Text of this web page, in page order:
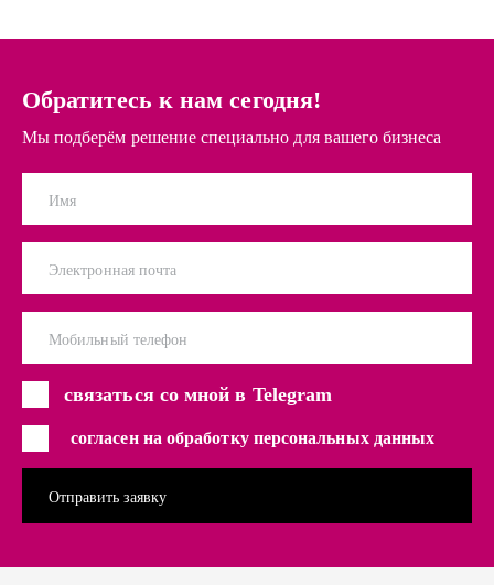
Обратитесь к нам сегодня!
Мы подберём решение специально для вашего бизнеса
Имя
Электронная почта
Мобильный телефон
связаться со мной в Telegram
согласен на обработку персональных данных